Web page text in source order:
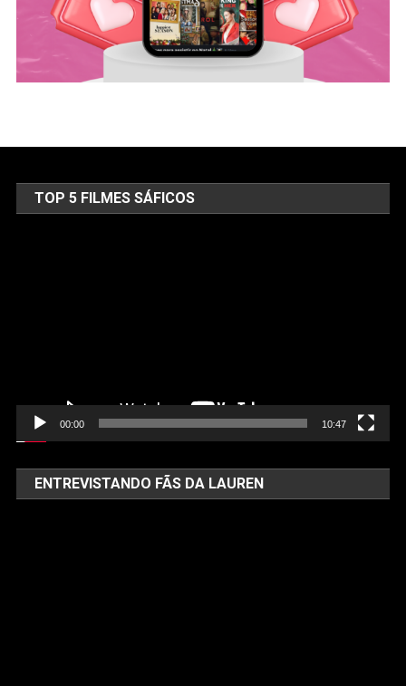
TOP 5 FILMES SÁFICOS
00:00 10:47
ENTREVISTANDO FÃS DA LAUREN